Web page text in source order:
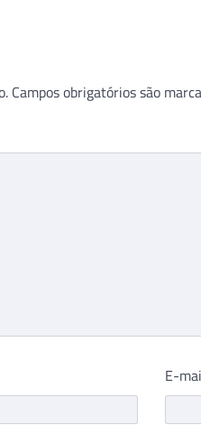
Campos obrigatórios são
E-